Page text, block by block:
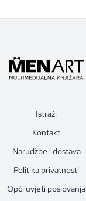
Istraži
Kontakt
Narudžbe i dostava
Politika privatnosti
Opći uvjeti poslovanja